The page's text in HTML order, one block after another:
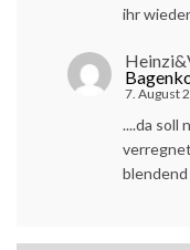
ihr
7. August
....da soll